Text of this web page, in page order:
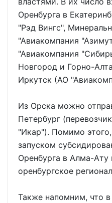
Оренбурга в
"Рэд Вингс",
"Авиакомпания
"Авиакомпания
Новгород и Горно-
Иркутск (АО
Из Орска можно
Петербург
"Икар"). Помимо
запуском
Оренбурга в Алма-
оренбургское
Также напомним, что